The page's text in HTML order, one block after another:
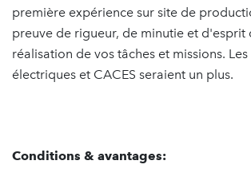
première expérience sur site de
preuve de rigueur, de minutie et d'esprit
réalisation de vos tâches et missions.
électriques et CACES seraient un plus.
Conditions & avantages: